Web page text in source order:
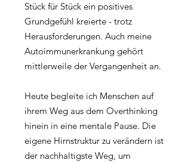
Stück für Stück ein positives
Grundgefühl kreierte - trotz
Herausforderungen. Auch meine
Autoimmunerkrankung gehört
mittlerweile der Vergangenheit an.
Heute begleite ich Menschen auf
ihrem Weg aus dem Overthinking
hinein in eine mentale Pause. Die
eigene Hirnstruktur zu verändern ist
der nachhaltigste Weg, um